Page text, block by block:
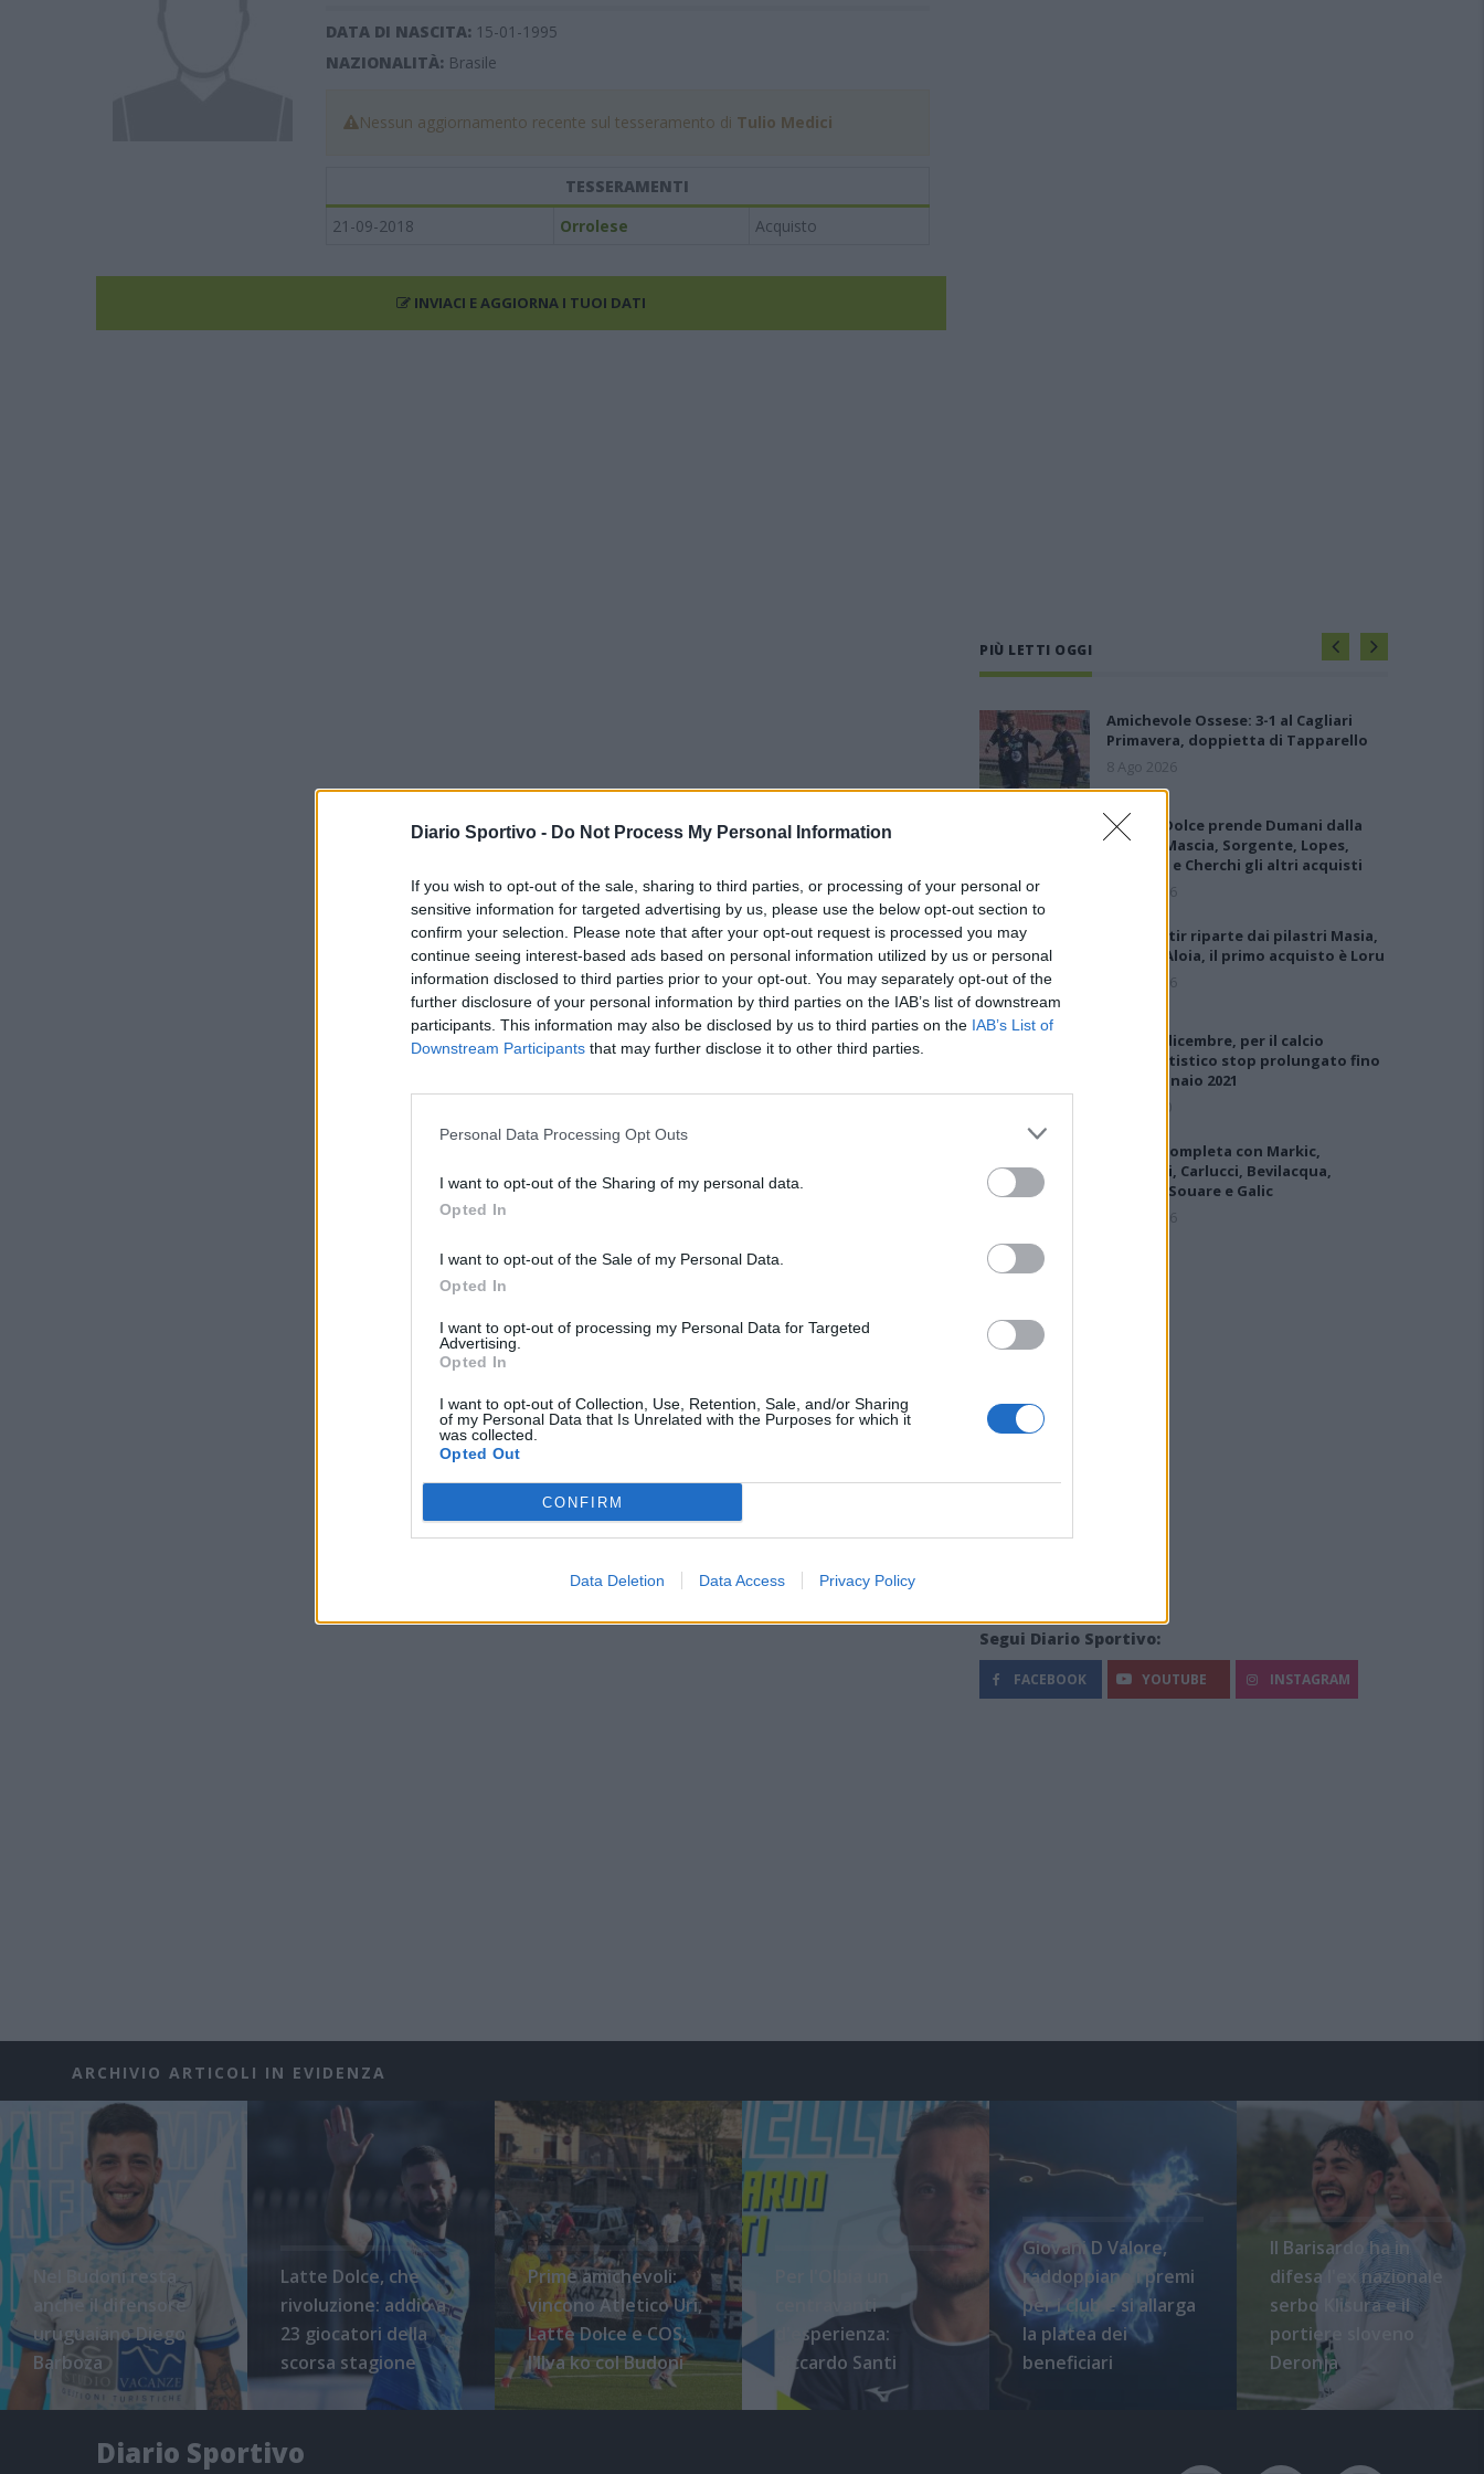
Diario Sportivo - Do Not Process My Personal Information
If you wish to opt-out of the sale, sharing to third parties, or processing of your personal or
sensitive information for targeted advertising by us, please use the below opt-out section to
confirm your selection. Please note that after your opt-out request is processed you may
continue seeing interest-based ads based on personal information utilized by us or personal
information disclosed to third parties prior to your opt-out. You may separately opt-out of the
further disclosure of your personal information by third parties on the IAB’s list of downstream
participants. This information may also be disclosed by us to third parties on the IAB’s List of
Downstream Participants that may further disclose it to other third parties.
Personal Data Processing Opt Outs
I want to opt-out of the Sharing of my personal data.
Opted In
I want to opt-out of the Sale of my Personal Data.
Opted In
I want to opt-out of processing my Personal Data for Targeted
Advertising.
Opted In
I want to opt-out of Collection, Use, Retention, Sale, and/or Sharing
of my Personal Data that Is Unrelated with the Purposes for which it
was collected.
Opted Out
CONFIRM
Data Deletion Data Access Privacy Policy
DATA DI NASCITA: 15-01-1995
NAZIONALITÀ: Brasile
Nessun aggiornamento recente sul tesseramento di Tulio Medici
TESSERAMENTI
21-09-2018
Orrolese Acquisto
INVIACI E AGGIORNA I TUOI DATI
PIÙ LETTI OGGI
Amichevole Ossese: 3-1 al Cagliari
Primavera, doppietta di Tapparello
8 Ago 2026
Il Latte Dolce prende Dumani dalla
Torres, Mascia, Sorgente, Lopes,
Limberti e Cherchi gli altri acquisti
8 Ago 2026
Il Monastir riparte dai pilastri Masia,
Pinna e Aloia, il primo acquisto è Loru
7 Ago 2026
DPCM 3 dicembre, per il calcio
dilettantistico stop prolungato fino
al 15 gennaio 2021
3 Dic 2020
L'Ilva si completa con Markic,
Contucci, Carlucci, Bevilacqua,
Solinas, Souare e Galic
7 Ago 2026
Segui Diario Sportivo:
FACEBOOK YOUTUBE INSTAGRAM
ARCHIVIO ARTICOLI IN EVIDENZA
Nel Budoni resta
anche il difensore
uruguaiano Diego
Barboza
Latte Dolce, che
rivoluzione: addio a
23 giocatori della
scorsa stagione
Prime amichevoli:
vincono Atletico Uri,
Latte Dolce e COS,
l'Ilva ko col Budoni
centravanti
d'esperienza:
Riccardo Santi
Giovani D Valore,
raddoppiano i premi
per i club e si allarga
la platea dei
beneficiari
Il Barisardo ha in
difesa l'ex nazionale
serbo Klisura e il
portiere sloveno
Deronja
Diario Sportivo